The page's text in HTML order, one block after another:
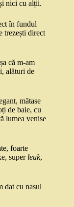
nici cu alții.
în fundul
trezești direct
că m-am
alături de
mătase
de baie, cu
lumea venise
foarte
super leuk,
dat cu nasul